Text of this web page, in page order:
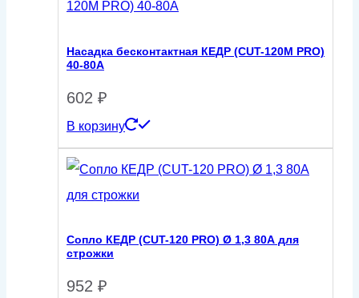
Насадка бесконтактная КЕДР (CUT-120M PRO)
40-80А
602 ₽
В корзину
Сопло КЕДР (CUT-120 PRO) Ø 1,3 80А для
строжки
952 ₽